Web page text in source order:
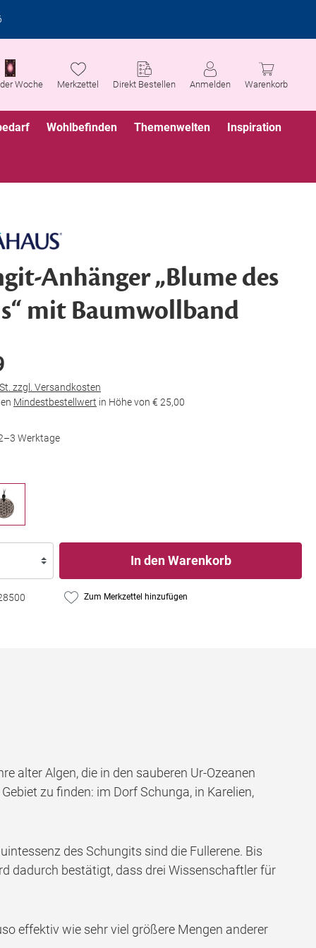
Woche Merkzettel Direkt Bestellen Anmelden Warenkorb
Wohlbefinden Themenwelten Inspiration
Anhänger „Blume des
mit Baumwollband
zzgl. Versandkosten
Mindestbestellwert in Höhe von € 25,00
Werktage
In den Warenkorb
Zum Merkzettel hinzufügen
alter Algen, die in den sauberen Ur-Ozeanen
zu finden: im Dorf Schunga, in Karelien,
des Schungits sind die Fullerene. Bis
dadurch bestätigt, dass drei Wissenschaftler für
effektiv wie sehr viel größere Mengen anderer